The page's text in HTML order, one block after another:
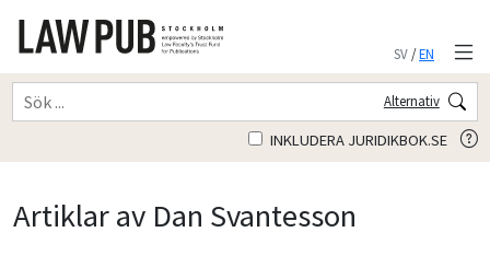
SV/EN
Alternativ
INKLUDERA JURIDIKBOK.SE
Artiklar av Dan Svantesson